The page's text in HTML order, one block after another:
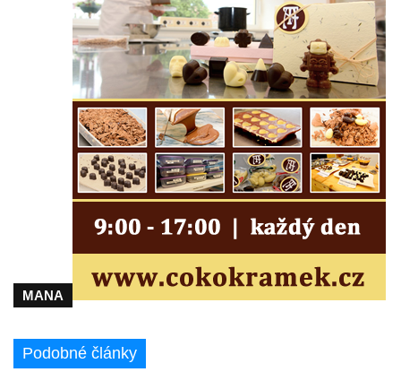
úřadě v Kovanicích
Pomník obětem 1. světové války v
Kovanicích
Pomník obětem válek v Kněževsi
Pamětní deska Rudé armádě na radnici v
Trutnově
Pomník obětem koncentračního tábora na
hřbitově v Rychnově u Jablonce nad Nisou
Pomník pracovního nasazení vězňů
Rychnově u Jablonce nad Nisou
Kenotaf Alfreda Langa na hřbitově v Krásné
Kenotaf Emila Posselta na hřbitově v
MANA
Podobné články